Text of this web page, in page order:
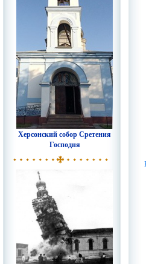
Херсонский собор Сретения
Господня